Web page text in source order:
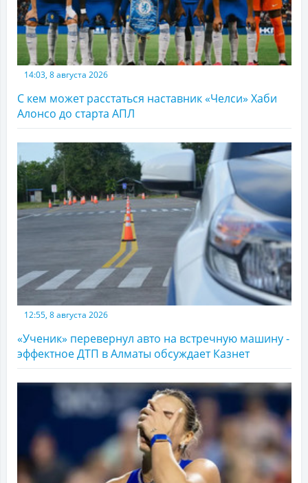
14:03, 8 августа 2026
С кем может расстаться наставник «Челси» Хаби
Алонсо до старта АПЛ
12:55, 8 августа 2026
«Ученик» перевернул авто на встречную машину -
эффектное ДТП в Алматы обсуждает Казнет